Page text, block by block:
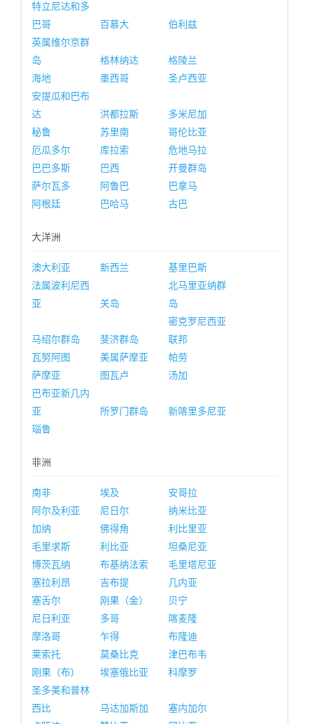
特立尼达和多
巴哥
百慕大
伯利兹
英属维尔京群
岛
格林纳达
格陵兰
海地
墨西哥
圣卢西亚
安提瓜和巴布
达
洪都拉斯
多米尼加
秘鲁
苏里南
哥伦比亚
厄瓜多尔
库拉索
危地马拉
巴巴多斯
巴西
开曼群岛
萨尔瓦多
阿鲁巴
巴拿马
阿根廷
巴哈马 古巴
大洋洲
澳大利亚 新西兰
基里巴斯
法属波利尼西
亚
关岛
北马里亚纳群
岛
马绍尔群岛 斐济群岛
密克罗尼西亚
联邦
瓦努阿图
美属萨摩亚
帕劳
萨摩亚
图瓦卢
汤加
巴布亚新几内
亚
所罗门群岛
新喀里多尼亚
瑙鲁
非洲
南非 埃及
安哥拉
阿尔及利亚
尼日尔
纳米比亚
加纳
佛得角
利比里亚
毛里求斯
利比亚
坦桑尼亚
博茨瓦纳
布基纳法索
毛里塔尼亚
塞拉利昂
吉布提
几内亚
塞舌尔
刚果（金）
贝宁
尼日利亚
多哥
喀麦隆
摩洛哥
乍得
布隆迪
莱索托
莫桑比克
津巴布韦
刚果（布）
埃塞俄比亚
科摩罗
圣多美和普林
西比
马达加斯加
塞内加尔